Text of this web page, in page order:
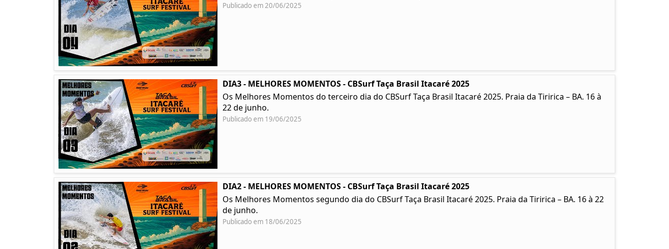
Publicado em 20/06/2025
DIA3 - MELHORES MOMENTOS - CBSurf Taça Brasil Itacaré 2025
Os Melhores Momentos do terceiro dia do CBSurf Taça Brasil Itacaré 2025. Praia da Tiririca – BA. 16 à
22 de junho.
Publicado em 19/06/2025
DIA2 - MELHORES MOMENTOS - CBSurf Taça Brasil Itacaré 2025
Os Melhores Momentos segundo dia do CBSurf Taça Brasil Itacaré 2025. Praia da Tiririca – BA. 16 à 22
de junho.
Publicado em 18/06/2025